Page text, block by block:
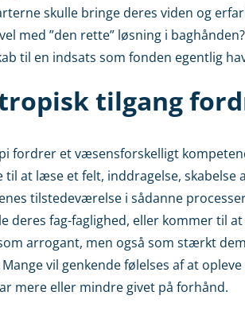
skulle bringe deres viden og
med ”den rette” løsning i
til en indsats som fonden egentlig
tilgang
fordrer et væsensforskelligt
til at læse et felt, inddragelse,
tilstedeværelse i sådanne
deres fag-faglighed, eller kommer til
arrogant, men også som stærkt
vil genkende følelses af at
mere eller mindre givet på forhånd.